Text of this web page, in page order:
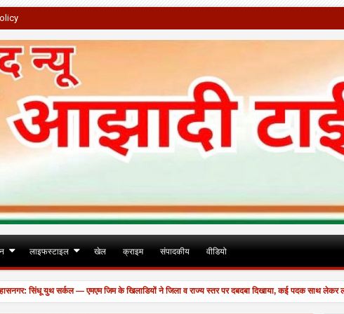
लाइफस्टाइल खेल क्राइम संपादकीय वीडियो
सिंधू युथ सर्कल — एमएम जिम के खिलाडियों ने जिला व राज्य स्तर पर दबदबा दिखाया, कई पदक साथ लेकर लौटे।